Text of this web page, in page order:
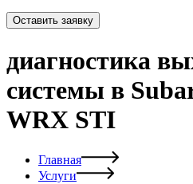
Оставить заявку
диагностика
системы в
WRX STI
Главная
Услуги